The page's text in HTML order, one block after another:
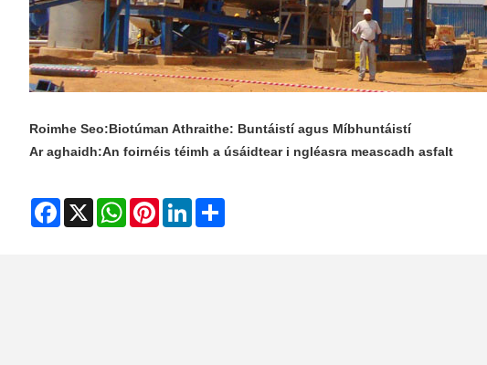
Roimhe Seo:Biotúman Athraithe: Buntáistí agus Míbhuntáistí
Ar aghaidh:An foirnéis téimh a úsáidtear i ngléasra meascadh asfalt
Facebook
X WhatsAppPinterestLinkedIn